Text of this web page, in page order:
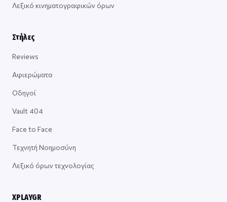
Λεξικό κινηματογραφικών όρων
Στήλες
Reviews
Αφιερώματα
Οδηγοί
Vault 404
Face to Face
Τεχνητή Νοημοσύνη
Λεξικό όρων τεχνολογίας
XPLAYGR